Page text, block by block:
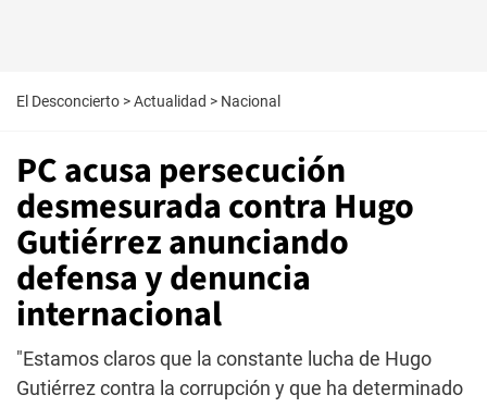
El Desconcierto >Actualidad > Nacional
PC acusa persecución
desmesurada contra Hugo
Gutiérrez anunciando
defensa y denuncia
internacional
"Estamos claros que la constante lucha de Hugo
Gutiérrez contra la corrupción y que ha determinado